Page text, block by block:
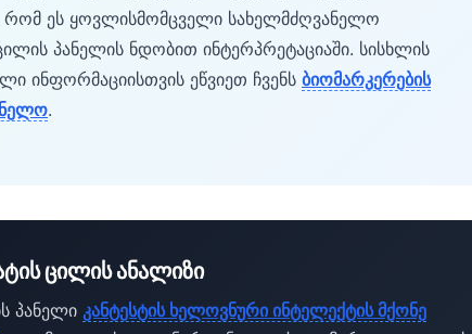
რომ ეს ყოვლისმომცველი სახელმძღვანელო
პანელის ნდობით ინტერპრეტაციაში. სისხლის
ინფორმაციისთვის ეწვიეთ ჩვენს ბიომარკერების
.
ცილის ანალიზი
პანელი კანტესტის ხელოვნური ინტელექტის მქონე